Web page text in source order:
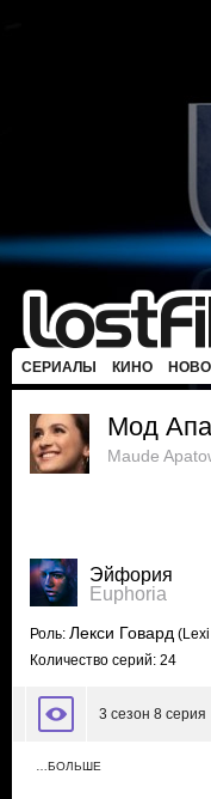
СЕРИАЛЫ КИНО
Мод
Maude
Эйфория
Euphoria
Роль: Лекси Говард
Количество серий: 24
3 сезон 8 серия
…БОЛЬШЕ